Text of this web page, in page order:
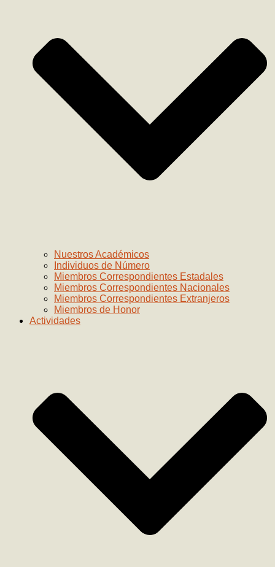
Nuestros Académicos
Individuos de Número
Miembros Correspondientes Estadales
Miembros Correspondientes Nacionales
Miembros Correspondientes Extranjeros
Miembros de Honor
Actividades